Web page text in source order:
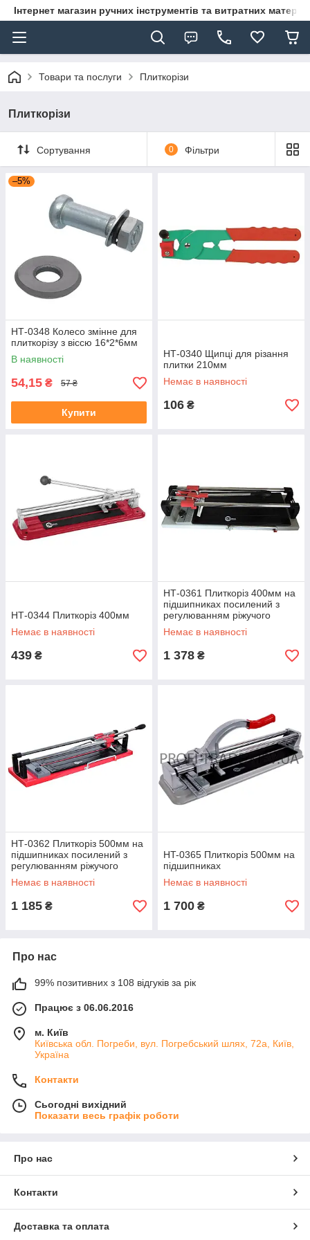
Інтернет магазин ручних інструментів та витратних
Товари та послуги Плиткорізи
Плиткорізи
Сортування 0 Фільтри
–5%
НТ-0348 Колесо змінне для
плиткорізу з віссю 16*2*6мм
В наявності
54,15 ₴ 57 ₴
Купити
НТ-0340 Щипці для різання
плитки 210мм
Немає в наявності
106 ₴
НТ-0344 Плиткоріз 400мм
Немає в наявності
439 ₴
НТ-0361 Плиткоріз 400мм на
підшипниках посилений з
регулюванням ріжучого
елемента
Немає в наявності
1 378 ₴
НТ-0362 Плиткоріз 500мм на
підшипниках посилений з
регулюванням ріжучого
елемента
Немає в наявності
1 185 ₴
HT-0365 Плиткоріз 500мм на
підшипниках
Немає в наявності
1 700 ₴
Про нас
99% позитивних з 108 відгуків за рік
Працює з 06.06.2016
м. Київ
Київська обл. Погреби, вул. Погребський шлях, 72а, Київ,
Україна
Контакти
Сьогодні вихідний
Показати весь графік роботи
Про нас
Контакти
Доставка та оплата